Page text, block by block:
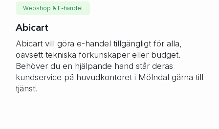
Webshop & E-handel
Abicart
Abicart vill göra e-handel tillgängligt för alla,
oavsett tekniska förkunskaper eller budget.
Behöver du en hjälpande hand står deras
kundservice på huvudkontoret i Mölndal gärna till
tjänst!